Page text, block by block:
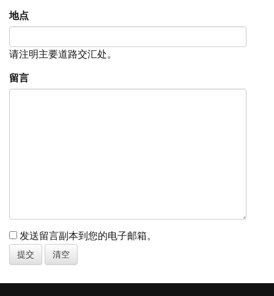
地点
请注明主要道路交汇处。
留言
发送留言副本到您的电子邮箱。